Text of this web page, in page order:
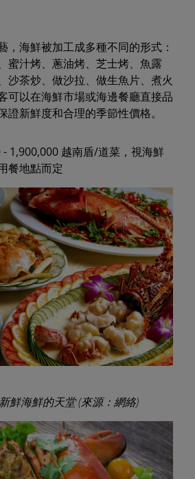
，海鮮被加工成多種不同的形式：
蜜汁烤、蔥油烤、芝士烤、魚露
沙茶炒、做沙拉、做生魚片、煮火
可以在海鮮市場或海邊餐廳直接品
證新鮮度和合理的季節性價格。
- 1,900,000 越南盾/道菜，視海鮮
餐地點而定
鮮海鮮的天堂 (來源：網絡)